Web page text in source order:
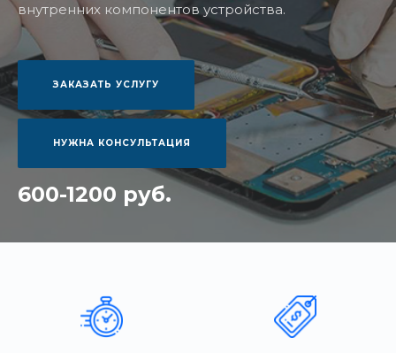
внутренних компонентов устройства.
ЗАКАЗАТЬ УСЛУГУ
НУЖНА КОНСУЛЬТАЦИЯ
600-1200 руб.